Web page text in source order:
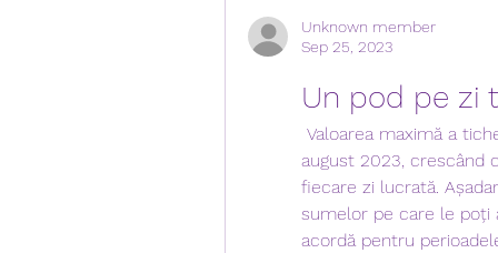
Unknown member
Sep 25, 2023
Un pod pe zi
august 2023, crescând
fiecare zi lucrată.
sumelor pe care le poți
acordă pentru